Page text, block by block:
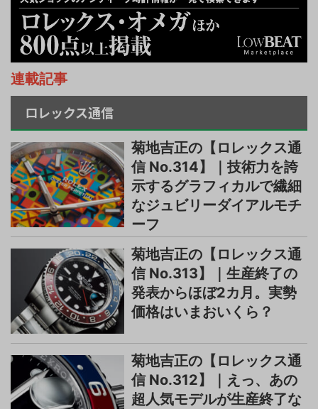
連載記事
ロレックス通信
菊地吉正の【ロレックス通
信 No.314】｜技術力を誇
示するグラフィカルで繊細
なジュビリーダイアルモチ
ーフ
菊地吉正の【ロレックス通
信 No.313】｜生産終了の
発表からほぼ2カ月。実勢
価格はいまおいくら？
菊地吉正の【ロレックス通
信 No.312】｜えっ、あの
超人気モデルが生産終了な